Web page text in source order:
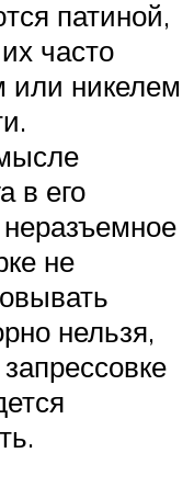
патиной,
часто
или никелем
в его
неразъемное
не
нельзя,